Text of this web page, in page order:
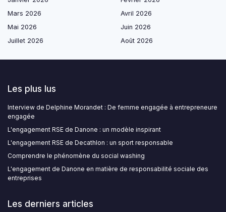
Mars 2026
Avril 2026
Mai 2026
Juin 2026
Juillet 2026
Août 2026
Les plus lus
Interview de Delphine Morandet : De femme engagée à entrepreneure
engagée
L'engagement RSE de Danone : un modèle inspirant
L'engagement RSE de Decathlon : un sport responsable
Comprendre le phénomène du social washing
L'engagement de Danone en matière de responsabilité sociale des
entreprises
Les derniers articles